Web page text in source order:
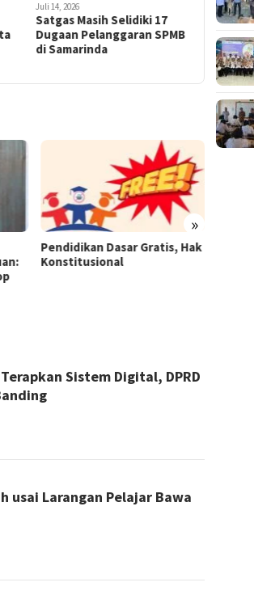
Juli 14, 2026
Satgas Masih Selidiki 17
Dugaan Pelanggaran SPMB
di Samarinda
Juli 14, 2026
Masuk
Sebut
»
Pendidikan Dasar Gratis, Hak
Konstitusional
Sistem Digital, DPRD
usai Larangan Pelajar Bawa